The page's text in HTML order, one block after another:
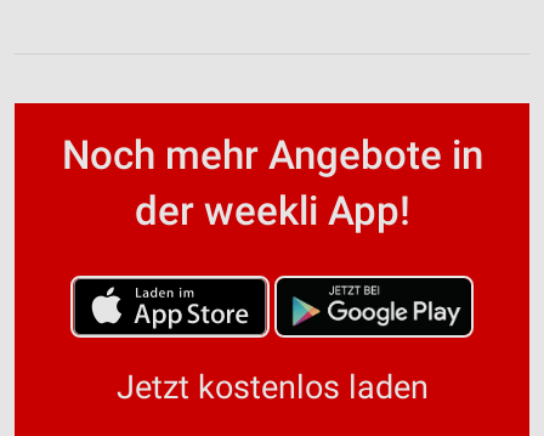
Noch mehr Angebote in
der weekli App!
Jetzt kostenlos laden